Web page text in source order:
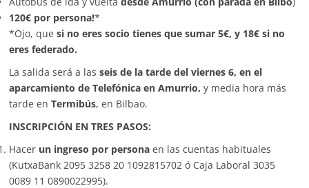
120€ por persona!*
*Ojo, quesi no eres socio tienes que sumar 5€, y 18€ si no
eres federado.
La salida será a lasseis de la tarde del viernes 6, en el
aparcamiento de Telefónica en Amurrio, y media hora más
tarde enTermibús, en Bilbao.
INSCRIPCIÓN EN TRES PASOS:
Hacer un ingreso por persona en las cuentas habituales
(KutxaBank 2095 3258 20 1092815702 ó Caja Laboral 3035
0089 11 0890022995).